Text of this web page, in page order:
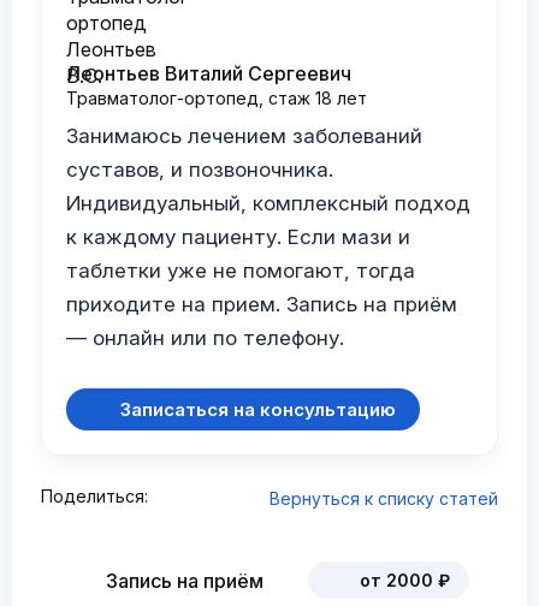
Леонтьев Виталий Сергеевич
Травматолог-ортопед, стаж 18 лет
Занимаюсь лечением заболеваний
суставов, и позвоночника.
Индивидуальный, комплексный подход
к каждому пациенту. Если мази и
таблетки уже не помогают, тогда
приходите на прием. Запись на приём
— онлайн или по телефону.
Записаться на консультацию
Поделиться: Вернуться к списку статей
Запись на приём от 2000 ₽